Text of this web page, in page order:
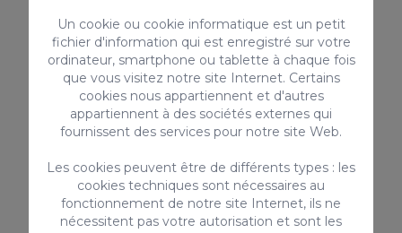
2 à Par 4
Par 4 Villa 2 est une villa exclusive de plein pied
idéale pour des familles avec des enfants mais
Un cookie ou cookie informatique est un petit
fichier d'information qui est enregistré sur votre
ordinateur, smartphone ou tablette à chaque fois
que vous visitez notre site Internet. Certains
cookies nous appartiennent et d'autres
appartiennent à des sociétés externes qui
fournissent des services pour notre site Web.
Les cookies peuvent être de différents types : les
cookies techniques sont nécessaires au
fonctionnement de notre site Internet, ils ne
nécessitent pas votre autorisation et sont les